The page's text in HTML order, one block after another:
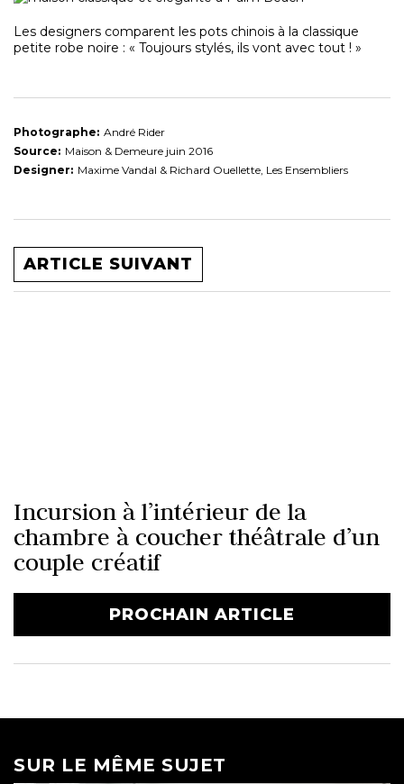
Les designers comparent les pots chinois à la classique
petite robe noire : « Toujours stylés, ils vont avec tout ! »
Photographe: André Rider
Source: Maison & Demeure juin 2016
Designer: Maxime Vandal & Richard Ouellette, Les Ensembliers
ARTICLE SUIVANT
Incursion à l’intérieur de la
chambre à coucher théâtrale d’un
couple créatif
PROCHAIN ARTICLE
SUR LE MÊME SUJET